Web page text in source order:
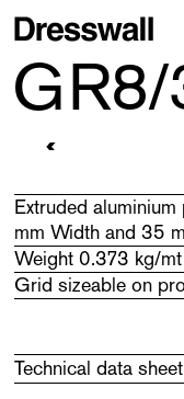
Grids> GR8/35
Extruded
mm Width and 35
Weight 0.373 kg/mt
Grid sizeable on
Technical data sheet